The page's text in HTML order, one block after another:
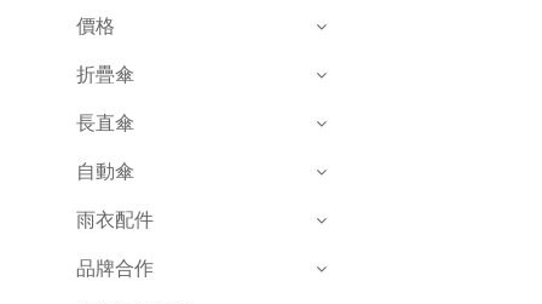
價格
折疊傘
長直傘
自動傘
雨衣配件
品牌合作